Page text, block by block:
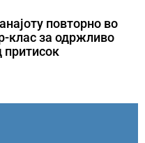
повторно во
клас за одржливо
притисок